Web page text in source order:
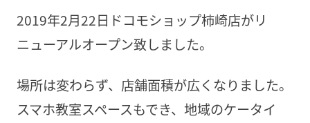
2019年2月22日ドコモショップ柿崎店がリ
ニューアルオープン致しました。
場所は変わらず、店舗面積が広くなりました。
スマホ教室スペースもでき、地域のケータイ